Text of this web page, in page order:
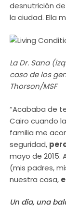
desnutrición
la ciudad. Ella
La Dr. Sana
caso de los
Thorson/MSF
“Acababa de
Cairo cuando
familia me
seguridad,
mayo de 2015.
(mis padres,
nuestra casa,
Un día, una